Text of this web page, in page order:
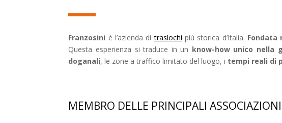
Franzosini è l’azienda ditraslochi più storica d’Italia. Fondata
Questa esperienza si traduce in un know-how unico nella
doganali, le zone a traffico limitato del luogo, i tempi reali di
MEMBRO DELLE PRINCIPALI